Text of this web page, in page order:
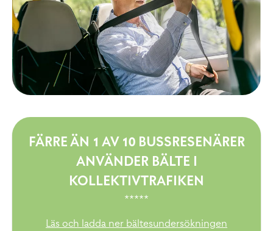
FÄRRE ÄN 1 AV 10 BUSSRESENÄRER
ANVÄNDER BÄLTE I
KOLLEKTIVTRAFIKEN
*****
Läs och ladda ner bältesundersökningen